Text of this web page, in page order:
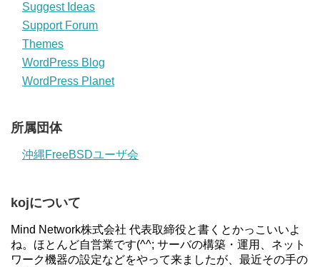
Suggest Ideas
Support Forum
Themes
WordPress Blog
WordPress Planet
所属団体
沖縄FreeBSDユーザ会
kojについて
Mind Network株式会社 代表取締役と書くとかっこいいよ
ね。ほとんど自営業です(^^; サーバの構築・運用、ネット
ワーク機器の設定などをやって来ましたが、最近その手の